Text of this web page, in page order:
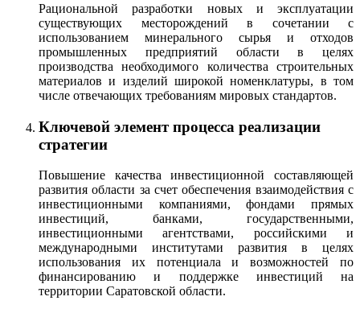
Рациональной разработки новых и эксплуатации
существующих месторождений в сочетании с
использованием минерального сырья и отходов
промышленных предприятий области в целях
производства необходимого количества строительных
материалов и изделий широкой номенклатуры, в том
числе отвечающих требованиям мировых стандартов.
Ключевой элемент процесса реализации
стратегии
Повышение качества инвестиционной составляющей
развития области за счет обеспечения взаимодействия с
инвестиционными компаниями, фондами прямых
инвестиций, банками, государственными,
инвестиционными агентствами, российскими и
международными институтами развития в целях
использования их потенциала и возможностей по
финансированию и поддержке инвестиций на
территории Саратовской области.